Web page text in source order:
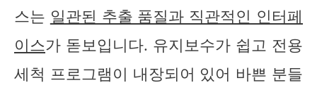
스는 일관된 추출 품질과 직관적인 인터페
이스가 돋보입니다. 유지보수가 쉽고 전용
세척 프로그램이 내장되어 있어 바쁜 분들